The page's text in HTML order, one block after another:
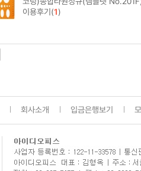
이용후기(1)
회사소개 입금은행보기